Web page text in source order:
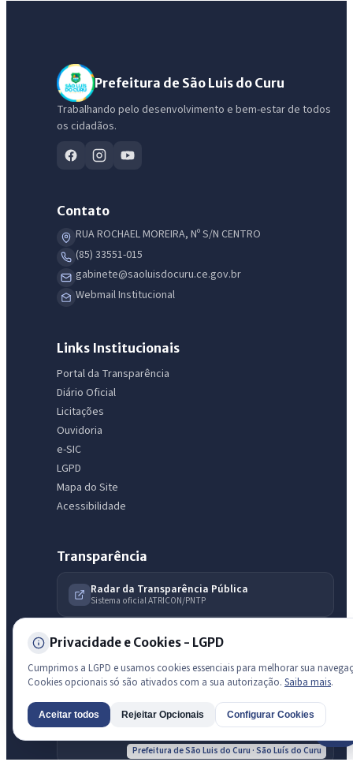
Prefeitura de São Luis do Curu
Trabalhando pelo desenvolvimento e bem-estar de todos
os cidadãos.
Contato
RUA ROCHAEL MOREIRA, Nº S/N CENTRO
(85) 33551-015
gabinete@saoluisdocuru.ce.gov.br
Webmail Institucional
Links Institucionais
Portal da Transparência
Diário Oficial
Licitações
Ouvidoria
e-SIC
LGPD
Mapa do Site
Acessibilidade
Transparência
Radar da Transparência Pública
Sistema oficial ATRICON/PNTP
Diagnóstico Atricon
Índice de transparência
Prefeitura de São Luis do Curu · São Luís do Curu
Privacidade e Cookies - LGPD
Cumprimos a LGPD e usamos cookies essenciais para melhorar sua
Cookies opcionais só são ativados com a sua autorização. Saiba mais.
Aceitar todos Rejeitar Opcionais Configurar Cookies
IntGest AI
Olá. Pergunte sobre serviços, notícias, legislação, Diário Oficial,
licitações, estrutura ou transparência do município.
Licitações abertas